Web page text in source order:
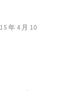
年 4 月 10